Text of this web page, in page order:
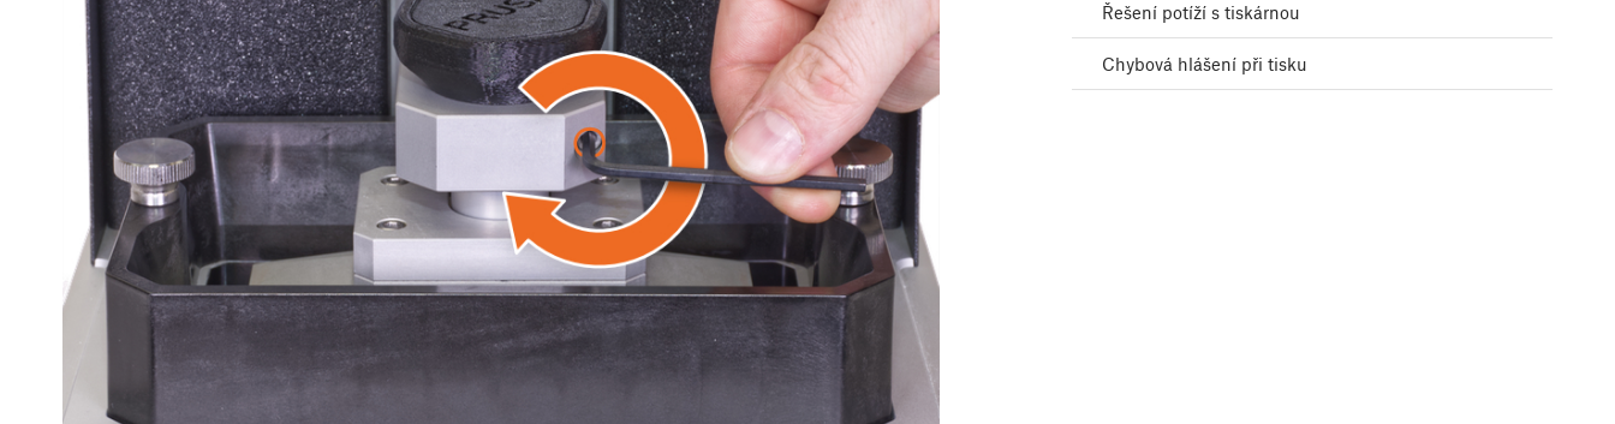
Řešení potíží s tiskárnou
Chybová hlášení při tisku